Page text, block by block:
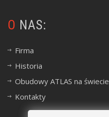
O NAS:
Firma
Historia
Obudowy ATLAS na świecie
Kontakty